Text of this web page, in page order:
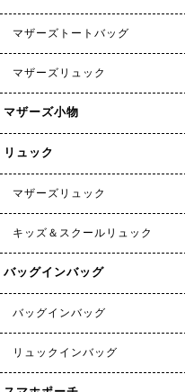
マザーズトートバッグ
マザーズリュック
マザーズ小物
リュック
マザーズリュック
キッズ＆スクールリュック
バッグインバッグ
バッグインバッグ
リュックインバッグ